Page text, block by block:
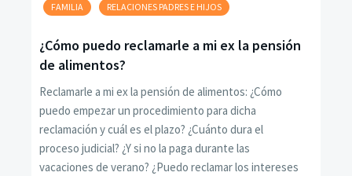
FAMILIA RELACIONES PADRES E HIJOS
¿Cómo puedo reclamarle a mi ex la pensión
de alimentos?
Reclamarle a mi ex la pensión de alimentos: ¿Cómo
puedo empezar un procedimiento para dicha
reclamación y cuál es el plazo? ¿Cuánto dura el
proceso judicial? ¿Y si no la paga durante las
vacaciones de verano? ¿Puedo reclamar los intereses